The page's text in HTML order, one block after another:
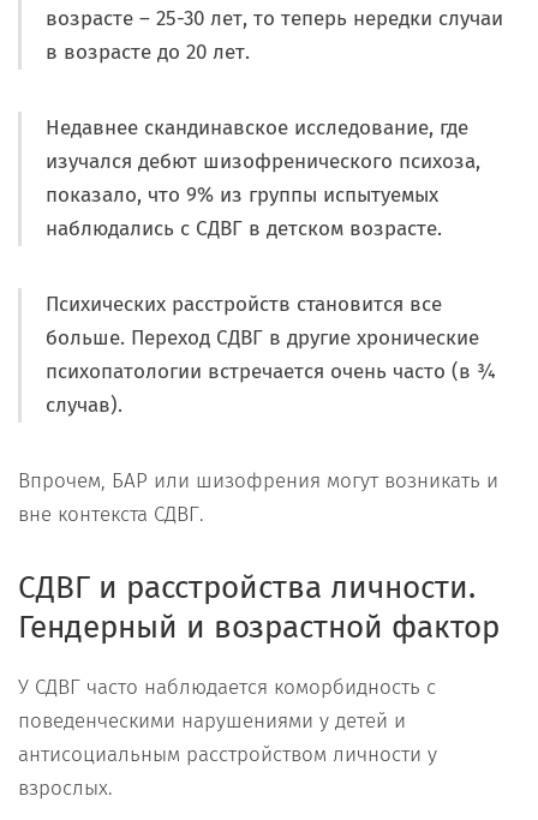
возрасте – 25-30 лет, то теперь нередки случаи
в возрасте до 20 лет.
Недавнее скандинавское исследование, где
изучался дебют шизофренического психоза,
показало, что 9% из группы испытуемых
наблюдались с СДВГ в детском возрасте.
Психических расстройств становится все
больше. Переход СДВГ в другие хронические
психопатологии встречается очень часто (в ¾
случав).
Впрочем, БАР или шизофрения могут возникать и
вне контекста СДВГ.
СДВГ и расстройства личности.
Гендерный и возрастной фактор
У СДВГ часто наблюдается коморбидность с
поведенческими нарушениями у детей и
антисоциальным расстройством личности у
взрослых.